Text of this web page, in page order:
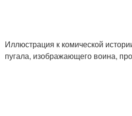
Иллюстрация к комической
пугала, изображающего воина,